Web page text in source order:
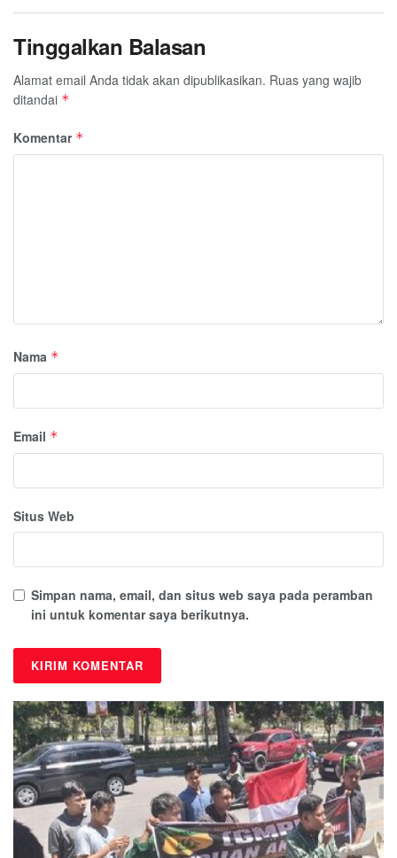
Tinggalkan Balasan
Alamat email Anda tidak akan dipublikasikan. Ruas yang wajib
ditandai *
Komentar *
Nama *
Email *
Situs Web
Simpan nama, email, dan situs web saya pada peramban
ini untuk komentar saya berikutnya.